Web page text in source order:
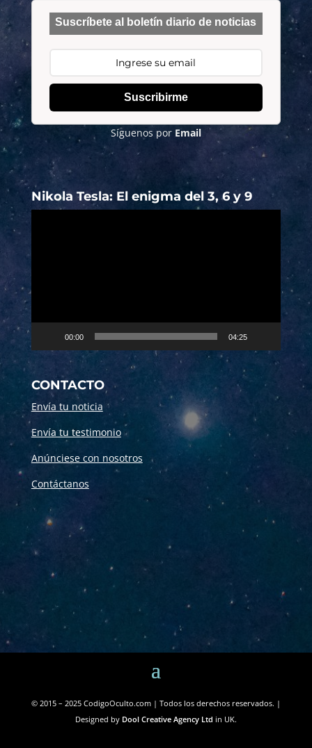
Suscríbete al boletín diario de noticias
Suscribirme
Síguenos por Email
Nikola Tesla: El enigma del 3, 6 y 9
00:00 04:25
CONTACTO
Envía tu noticia
Envía tu testimonio
Anúnciese con nosotros
Contáctanos
© 2015 – 2025 CodigoOculto.com | Todos los derechos reservados. |
Designed by Dool Creative Agency Ltd in UK.